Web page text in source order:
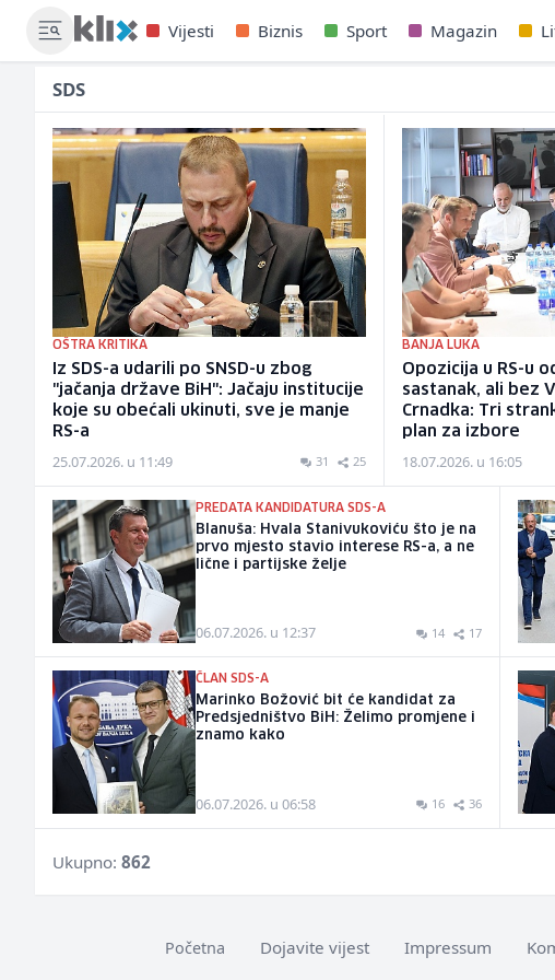
Vijesti Biznis Sport Magazin
SDS
OŠTRA KRITIKA
Iz SDS-a udarili po SNSD-u zbog
"jačanja države BiH": Jačaju institucije
koje su obećali ukinuti, sve je manje
RS-a
25.07.2026. u 11:49 31 25
BANJA LUKA
Opozicija u RS-u
sastanak, ali bez
Crnadka: Tri
plan za izbore
18.07.2026. u 16:05
PREDATA KANDIDATURA SDS-A
Blanuša: Hvala Stanivukoviću što je na
prvo mjesto stavio interese RS-a, a ne
lične i partijske želje
06.07.2026. u 12:37 14 17
ČLAN SDS-A
Marinko Božović bit će kandidat za
Predsjedništvo BiH: Želimo promjene i
znamo kako
06.07.2026. u 06:58 16 36
Ukupno: 862
Početna Dojavite vijest Impressum